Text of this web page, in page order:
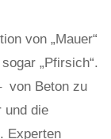
von „Mauer“
„Pfirsich“.
von Beton zu
und die
Experten